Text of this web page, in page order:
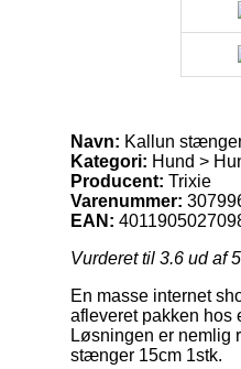
Navn: Kallun
Kategori: Hund >
Producent: Trixie
Varenummer:
EAN:
Vurderet til 3.6 ud af
En masse internet
afleveret pakken hos
Løsningen er nemlig
stænger 15cm 1stk.